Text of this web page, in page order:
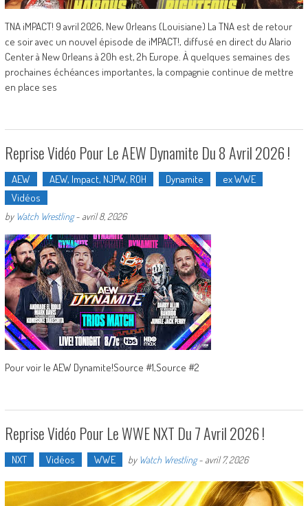
TNA iMPACT! 9 avril 2026, New Orleans (Louisiane) La TNA est de retour
ce soir avec un nouvel épisode de iMPACT!, diffusé en direct du Alario
Center à New Orleans à 20h est, 2h Europe. À quelques semaines des
prochaines échéances importantes, la compagnie continue de mettre
en place ses
Reprise Vidéo Pour Le AEW Dynamite Du 8 Avril 2026 !
AEW AEW, Impact, NJPW, ROH Dynamite
ex WWE
Vidéos
by Watch Wrestling- avril 8, 2026
Pour voir le AEW Dynamite!Source #1,Source #2
Reprise Vidéo Pour Le WWE NXT Du 7 Avril 2026 !
NXT Vidéos WWE by Watch Wrestling- avril 7, 2026